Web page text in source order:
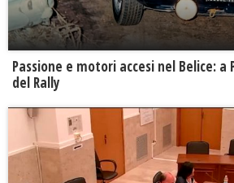
Passione e motori accesi nel Belice:
del Rally